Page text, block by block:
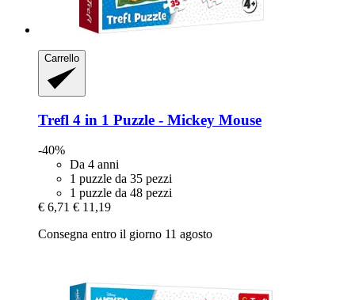
Carrello
Trefl 4 in 1 Puzzle -​ Mickey Mouse
-40%
Da 4 anni
1 puzzle da 35 pezzi
1 puzzle da 48 pezzi
€ 6,71 € 11,19
Consegna entro il giorno 11 agosto